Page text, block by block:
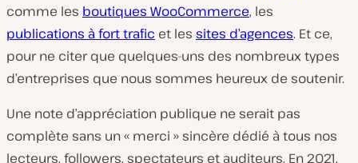
comme les boutiques WooCommerce, les
publications à fort trafic et les sites d’agences. Et ce,
pour ne citer que quelques-uns des nombreux types
d’entreprises que nous sommes heureux de soutenir.
Une note d’appréciation publique ne serait pas
complète sans un « merci » sincère dédié à tous nos
lecteurs, followers, spectateurs et auditeurs. En 2021,